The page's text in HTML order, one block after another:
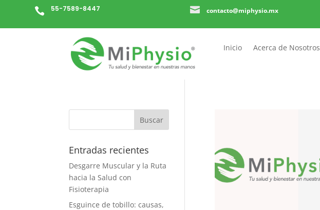
 55-7589-8447  contacto@miphysio.mx
Inicio Acerca de Nosotros
Entradas recientes
Desgarre Muscular y la Ruta
hacia la Salud con
Fisioterapia
Esguince de tobillo: causas,